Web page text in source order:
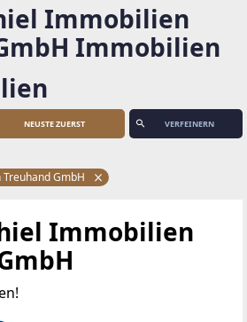
Immobilien
Immobilien
VERFEINERN
GmbH
Immobilien